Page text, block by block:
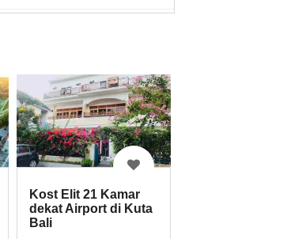
Kost Elit 21 Kamar
dekat Airport di Kuta
Bali